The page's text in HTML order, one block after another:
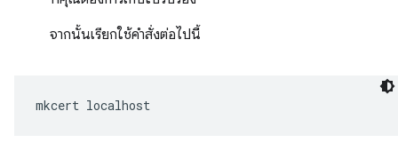
จากนั้นเรียกใช้คำสั่งต่อไปนี้
mkcert